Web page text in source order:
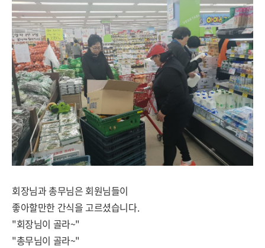
회장님과 총무님은 회원님들이
좋아할만한 간식을 고르셨습니다.
"회장님이 골라~"
"총무님이 골라~"